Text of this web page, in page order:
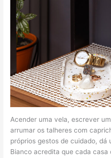
Acender uma vela, escrever
arrumar os talheres com
próprios gestos de cuidado, dá
Bianco acredita que cada